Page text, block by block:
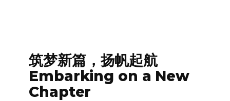
筑梦新篇，扬帆起航
Embarking on a New
Chapter